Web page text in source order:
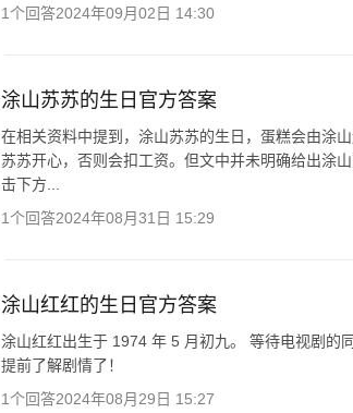
1个回答2024年09月02日 14:30
涂山苏苏的生日官方答案
在相关资料中提到，涂山苏苏的生日，蛋糕会由涂
苏苏开心，否则会扣工资。但文中并未明确给出涂
击下方...
1个回答2024年08月31日 15:29
涂山红红的生日官方答案
涂山红红出生于 1974 年 5 月初九。 等待电视剧的
提前了解剧情了！
1个回答2024年08月29日 15:27